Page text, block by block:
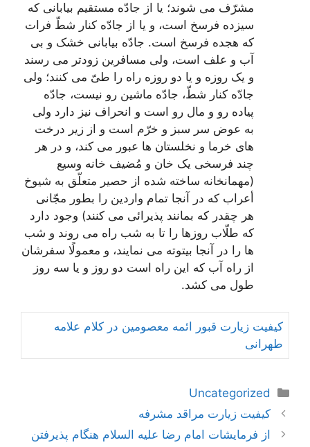
مشرّف مى‌ شوند؛ یا از جادّه مستقیم بیابانى که
سیزده فرسخ است، و یا از جادّه کنار شطّ فرات
که هجده فرسخ است. جادّه بیابانى خشک و بى
آب و علف است، ولى مسافرین زودتر می رسند
و یک روزه و یا دو روزه راه را طىّ مى ‌کنند؛ ولى
جادّه کنار شطّ، جادّه ماشین رو نیست، جادّه
پیاده رو و مال‌ رو است و انحراف نیز دارد ولى
به عوض سر سبز و خرّم است و از زیر درخت
هاى خرما و نخلستان ها عبور می کند، و در هر
چند فرسخى یک خان و مُضیف خانه وسیع
(مهمانخانه ساخته شده از حصیر متعلّق به شیوخ
أعراب که در آنجا تمام واردین را بطور مجّانى
هر چقدر که بمانند پذیرائى مى‌ کنند) وجود دارد
که طلّاب روزها را تا به شب راه می روند و شب
ها را در آنجا بیتوته مى‌ نمایند، و معمولًا سفرشان
از راه آب که این راه است دو روز و یا سه روز
طول مى ‌کشد.
کیفیت زیارت قبور ائمه معصومین در کلام علامه
طهرانی
دسته‌ها
Uncategorized
ناوبری
نوشته‌ها
کیفیت زیارت مراقد مشرفه
از فرمایشات امام رضا علیه السلام هنگام پذیرفتن